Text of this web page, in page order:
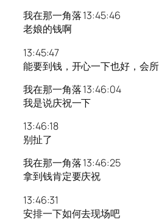
我在那一角落 13:45:46
老娘的钱啊
13:45:47
能要到钱，开心一下也好，会
我在那一角落 13:46:04
我是说庆祝一下
13:46:18
别扯了
我在那一角落 13:46:25
拿到钱肯定要庆祝
13:46:31
安排一下如何去现场吧